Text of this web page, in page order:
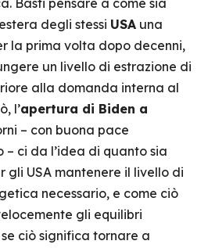
Basti pensare a come sia
degli stessi USA una
la prima volta dopo decenni,
un livello di estrazione di
alla domanda interna al
l’apertura di Biden a
– con buona pace
– ci da l’idea di quanto sia
gli USA mantenere il livello di
necessario, e come ciò
gli equilibri
ciò significa tornare a